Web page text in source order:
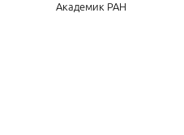
Академик РАН